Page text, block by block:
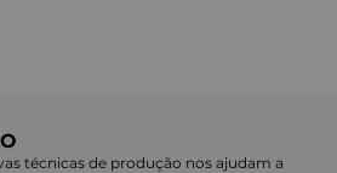
técnicas de produção nos ajudam a